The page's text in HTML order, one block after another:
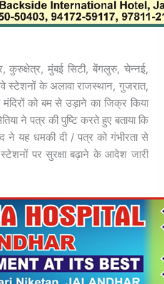
कुरुक्षेत्र, मुंबई सिटी, बेंगलुरु, चेन्नई,
स्टेशनों के अलावा राजस्थान, गुजरात,
मंदिरों को बम से उड़ाने का जिक्र किया
ने पत्र की पुष्टि करते हुए बताया कि
ने यह धमकी दी / पत्र को गंभीरता से
पर सुरक्षा बढ़ाने के आदेश जारी